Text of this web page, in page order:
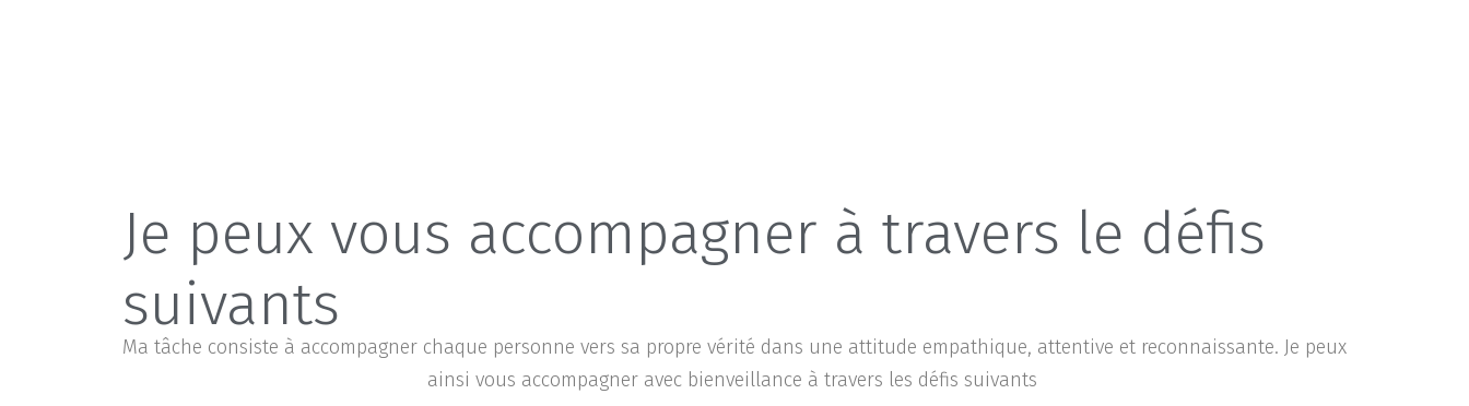
Je peux vous accompagner à travers le défis
suivants
Ma tâche consiste à accompagner chaque personne vers sa propre vérité dans une attitude empathique, attentive et reconnaissante. Je peux
ainsi vous accompagner avec bienveillance à travers les défis suivants